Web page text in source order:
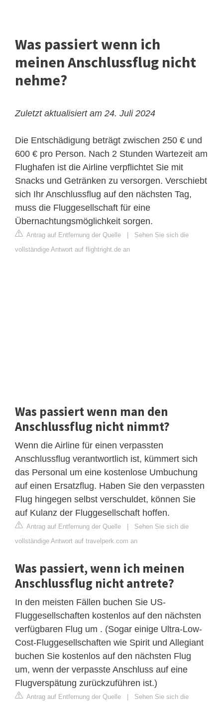
Was passiert wenn ich
meinen Anschlussflug nicht
nehme?
Zuletzt aktualisiert am 24. Juli 2024
Die Entschädigung beträgt zwischen 250 € und
600 € pro Person. Nach 2 Stunden Wartezeit am
Flughafen ist die Airline verpflichtet Sie mit
Snacks und Getränken zu versorgen. Verschiebt
sich Ihr Anschlussflug auf den nächsten Tag,
muss die Fluggesellschaft für eine
Übernachtungsmöglichkeit sorgen.
Antrag auf Entfernung der Quelle
Sehen Sie sich die
vollständige Antwort auf flightright.de an
Was passiert wenn man den
Anschlussflug nicht nimmt?
Wenn die Airline für einen verpassten
Anschlussflug verantwortlich ist, kümmert sich
das Personal um eine kostenlose Umbuchung
auf einen Ersatzflug. Haben Sie den verpassten
Flug hingegen selbst verschuldet, können Sie
auf Kulanz der Fluggesellschaft hoffen.
Antrag auf Entfernung der Quelle
Sehen Sie sich die
vollständige Antwort auf travelperk.com an
Was passiert, wenn ich meinen
Anschlussflug nicht antrete?
In den meisten Fällen buchen Sie US-
Fluggesellschaften kostenlos auf den nächsten
verfügbaren Flug um . (Sogar einige Ultra-Low-
Cost-Fluggesellschaften wie Spirit und Allegiant
buchen Sie kostenlos auf den nächsten Flug
um, wenn der verpasste Anschluss auf eine
Flugverspätung zurückzuführen ist.)
Antrag auf Entfernung der Quelle
Sehen Sie sich die